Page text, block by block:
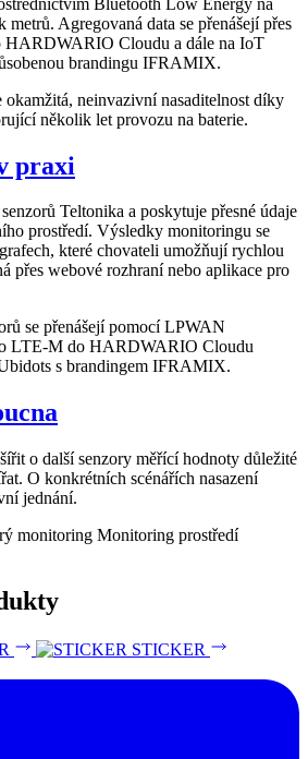
metrů. Agregovaná data se přenášejí přes
Cloudu a dále na IoT
brandingu IFRAMIX.
neinvazivní nasaditelnost díky
několik let provozu na baterie.
praxi
Teltonika a poskytuje přesné údaje
prostředí. Výsledky monitoringu se
které chovateli umožňují rychlou
přes webové rozhraní nebo aplikace pro
se přenášejí pomocí LPWAN
LTE-M do HARDWARIO Cloudu
s brandingem IFRAMIX.
o další senzory měřící hodnoty důležité
O konkrétních scénářích nasazení
jednání.
monitoring Monitoring prostředí
STICKER